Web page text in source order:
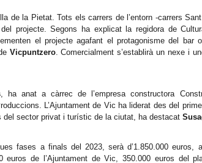
de la Pietat. Tots els carrers de l’entorn -carrers
projecte. Segons ha explicat la regidora de
el projecte agafant el protagonisme del bar
Vicpuntzero. Comercialment s’establirà un nexe i
, ha anat a càrrec de l’empresa constructora
L’Ajuntament de Vic ha liderat des del
sector privat i turístic de la ciutat, ha destacat
fases a finals del 2023, serà d’1.850.000 euros,
euros de l’Ajuntament de Vic, 350.000 euros del